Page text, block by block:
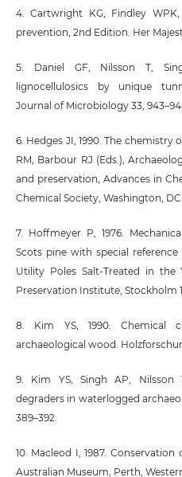
4. Cartwright KG, Findley
prevention, 2nd Edition. Her
5. Daniel GF, Nilsson T,
lignocellulosics by unique
Journal of Microbiology 33,
6. Hedges JI, 1990. The chemistry
RM, Barbour RJ (Eds.),
and preservation, Advances in
Chemical Society, Washington, DC,
7. Hoffmeyer P, 1976.
Scots pine with special
Utility Poles Salt-Treated in the
Preservation Institute, Stockholm
8. Kim YS, 1990. Chemical
archaeological wood.
9. Kim YS, Singh AP, Nilsson
degraders in waterlogged
389–392.
10. Macleod I, 1987.
Australian Museum, Perth,